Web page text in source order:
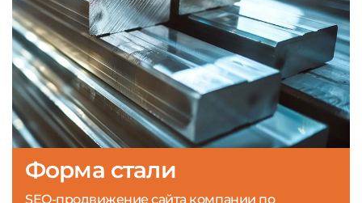
Форма стали
SEO-продвижение сайта компании по